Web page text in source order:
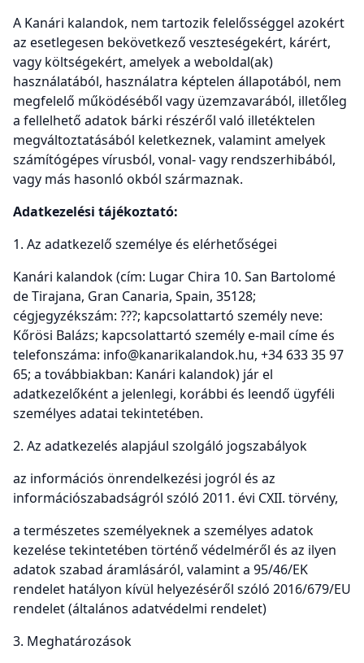
A Kanári kalandok, nem tartozik felelősséggel azokért
az esetlegesen bekövetkező veszteségekért, kárért,
vagy költségekért, amelyek a weboldal(ak)
használatából, használatra képtelen állapotából, nem
megfelelő működéséből vagy üzemzavarából, illetőleg
a fellelhető adatok bárki részéről való illetéktelen
megváltoztatásából keletkeznek, valamint amelyek
számítógépes vírusból, vonal- vagy rendszerhibából,
vagy más hasonló okból származnak.
Adatkezelési tájékoztató:
1. Az adatkezelő személye és elérhetőségei
Kanári kalandok (cím: Lugar Chira 10. San Bartolomé
de Tirajana, Gran Canaria, Spain, 35128;
cégjegyzékszám: ???; kapcsolattartó személy neve:
Kőrösi Balázs; kapcsolattartó személy e-mail címe és
telefonszáma: info@kanarikalandok.hu, +34 633 35 97
65; a továbbiakban: Kanári kalandok) jár el
adatkezelőként a jelenlegi, korábbi és leendő ügyféli
személyes adatai tekintetében.
2. Az adatkezelés alapjául szolgáló jogszabályok
az információs önrendelkezési jogról és az
információszabadságról szóló 2011. évi CXII. törvény,
a természetes személyeknek a személyes adatok
kezelése tekintetében történő védelméről és az ilyen
adatok szabad áramlásáról, valamint a 95/46/EK
rendelet hatályon kívül helyezéséről szóló 2016/679/EU
rendelet (általános adatvédelmi rendelet)
3. Meghatározások